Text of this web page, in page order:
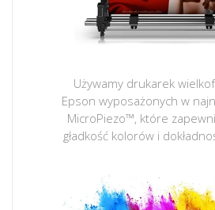
Używamy drukarek
Epson wyposażonych w
MicroPiezo™, które
gładkość kolorów i